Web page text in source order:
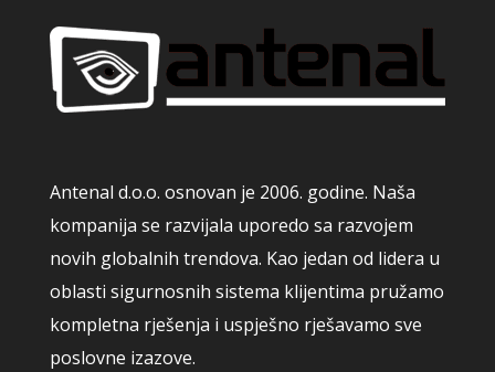
Antenal d.o.o. osnovan je 2006. godine. Naša
kompanija se razvijala uporedo sa razvojem
novih globalnih trendova. Kao jedan od lidera u
oblasti sigurnosnih sistema klijentima pružamo
kompletna rješenja i uspješno rješavamo sve
poslovne izazove.